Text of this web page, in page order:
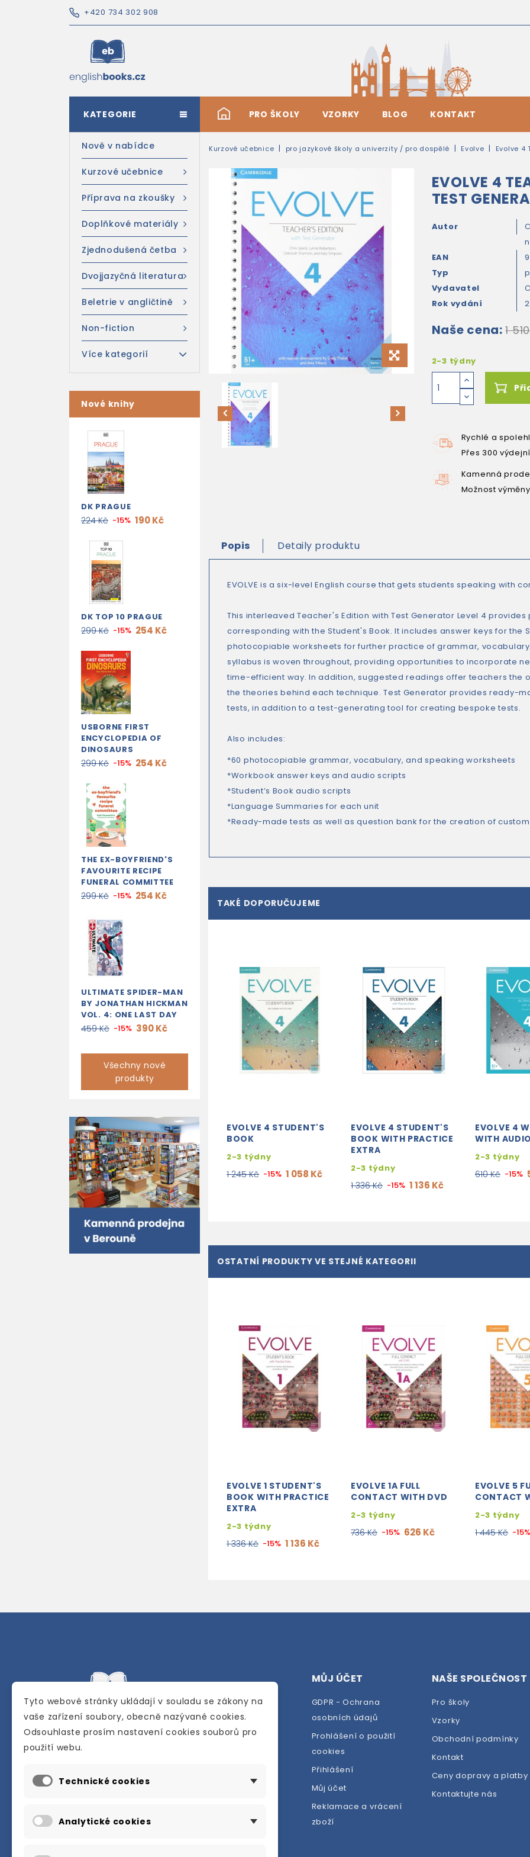
+420 734 302 908
# PRO ŠKOLY VZORKY BLOG KONTAKT
KATEGORIE
Nově v nabídce
Kurzové učebnice
Příprava na zkoušky
Doplňkové materiály
Zjednodušená četba
Dvojjazyčná literatura
Beletrie v angličtině
Non-fiction
Více kategorií
Nové knihy
DK PRAGUE
224 Kč -15% 190 Kč
DK TOP 10 PRAGUE
299 Kč -15% 254 Kč
USBORNE FIRST
ENCYCLOPEDIA OF
DINOSAURS
299 Kč -15% 254 Kč
THE EX-BOYFRIEND'S
FAVOURITE RECIPE
FUNERAL COMMITTEE
299 Kč -15% 254 Kč
ULTIMATE SPIDER-MAN
BY JONATHAN HICKMAN
VOL. 4: ONE LAST DAY
459 Kč -15% 390 Kč
Všechny nové
produkty
Kurzové učebnice pro jazykové školy a univerzity / pro dospělé Evolve Evolve 4
EVOLVE 4
TEST
Autor
n
EAN
Typ
Vydavatel
Rok vydání
Naše cena: 1
2-3 týdny
Rychlé a
Přes 300
Kamenná
Možnost
Popis Detaily produktu
EVOLVE is a six-level English course that gets students speaking with
This interleaved Teacher's Edition with Test Generator Level 4
corresponding with the Student's Book. It includes answer keys for the
photocopiable worksheets for further practice of grammar,
syllabus is woven throughout, providing opportunities to incorporate
time-efficient way. In addition, suggested readings offer teachers the
the theories behind each technique. Test Generator provides ready-
tests, in addition to a test-generating tool for creating bespoke tests.
Also includes:
*60 photocopiable grammar, vocabulary, and speaking worksheets
*Workbook answer keys and audio scripts
*Student’s Book audio scripts
*Language Summaries for each unit
*Ready-made tests as well as question bank for the creation of
TAKÉ DOPORUČUJEME
EVOLVE 4 STUDENT'S
BOOK
2-3 týdny
1 245 Kč -15% 1 058 Kč
EVOLVE 4 STUDENT'S
BOOK WITH PRACTICE
EXTRA
2-3 týdny
1 336 Kč -15% 1 136 Kč
EVOLVE 4
WITH AUDIO
2-3 týdny
610 Kč -15%
OSTATNÍ PRODUKTY VE STEJNÉ KATEGORII
EVOLVE 1 STUDENT'S
BOOK WITH PRACTICE
EXTRA
2-3 týdny
1 336 Kč -15% 1 136 Kč
EVOLVE 1A FULL
CONTACT WITH DVD
2-3 týdny
736 Kč -15% 626 Kč
EVOLVE 5
CONTACT
2-3 týdny
1 445 Kč -15%
Internetové a kamenné knihkupectví se
anglického jazyka.
Karly Machové 48 Beroun 266 01
MŮJ ÚČET
GDPR - Ochrana
osobních údajů
Prohlášení o použití
cookies
Přihlášení
Můj účet
Reklamace a vrácení
zboží
NAŠE SPOLEČNOST
Pro školy
Vzorky
Obchodní podmínky
Kontakt
Ceny dopravy a platby
Kontaktujte nás
Tyto webové stránky ukládají v souladu se zákony na
vaše zařízení soubory, obecně nazývané cookies.
Odsouhlaste prosím nastavení cookies souborů pro
použití webu.
Technické cookies
Analytické cookies